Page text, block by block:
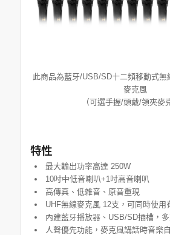
此商品為藍牙/USB/SD十二頻移動式無
麥克風
（可選手握/頭戴/領夾麥
特性
最大輸出功率高達 250W
10吋中低音喇叭+1吋高音喇叭
高傳真、低雜音、原音重現
UHF無線麥克風 12支，可同時使用
內建藍牙播放器、USB/SD插槽，
人聲優先功能，麥克風講話時音樂